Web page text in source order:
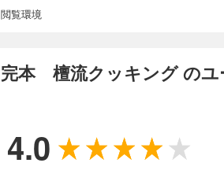
閲覧環境
完本 檀流クッキング のユ
4.0